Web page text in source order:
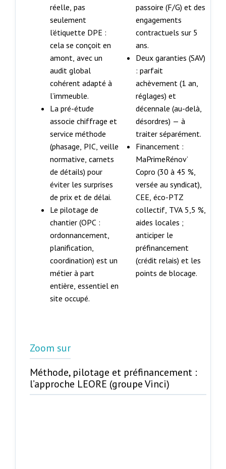
réelle, pas
seulement
l’étiquette DPE :
cela se conçoit en
amont, avec un
audit global
cohérent adapté à
l’immeuble.
La pré-étude
associe chiffrage et
service méthode
(phasage, PIC, veille
normative, carnets
de détails) pour
éviter les surprises
de prix et de délai.
Le pilotage de
chantier (OPC :
ordonnancement,
planification,
coordination) est un
métier à part
entière, essentiel en
site occupé.
passoire (F/G) et des
engagements
contractuels sur 5
ans.
Deux garanties (SAV)
: parfait
achèvement (1 an,
réglages) et
décennale (au-delà,
désordres) — à
traiter séparément.
Financement :
MaPrimeRénov’
Copro (30 à 45 %,
versée au syndicat),
CEE, éco-PTZ
collectif, TVA 5,5 %,
aides locales ;
anticiper le
préfinancement
(crédit relais) et les
points de blocage.
Zoom sur
Méthode, pilotage et préfinancement :
l’approche LEORE (groupe Vinci)